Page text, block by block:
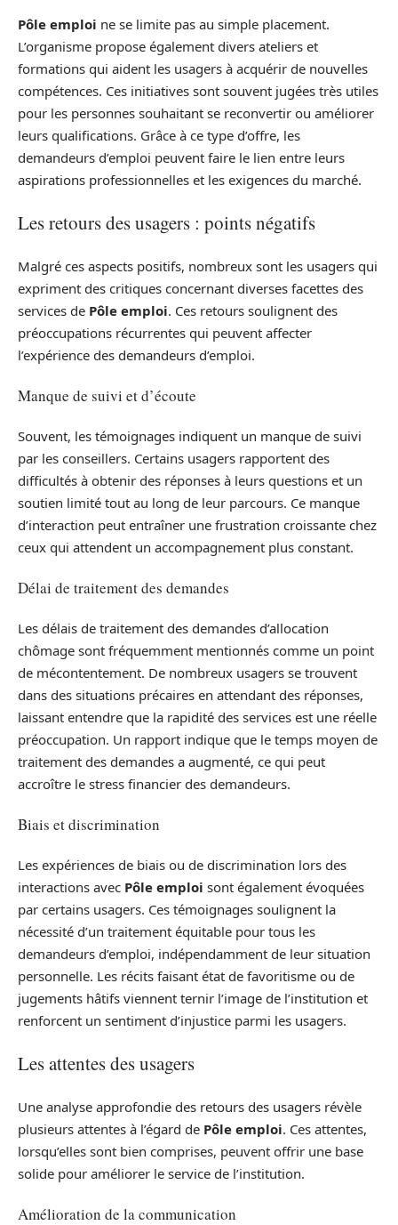
Pôle emploi ne se limite pas au simple placement.
L’organisme propose également divers ateliers et
formations qui aident les usagers à acquérir de nouvelles
compétences. Ces initiatives sont souvent jugées très utiles
pour les personnes souhaitant se reconvertir ou améliorer
leurs qualifications. Grâce à ce type d’offre, les
demandeurs d’emploi peuvent faire le lien entre leurs
aspirations professionnelles et les exigences du marché.
Les retours des usagers : points négatifs
Malgré ces aspects positifs, nombreux sont les usagers qui
expriment des critiques concernant diverses facettes des
services de Pôle emploi. Ces retours soulignent des
préoccupations récurrentes qui peuvent affecter
l’expérience des demandeurs d’emploi.
Manque de suivi et d’écoute
Souvent, les témoignages indiquent un manque de suivi
par les conseillers. Certains usagers rapportent des
difficultés à obtenir des réponses à leurs questions et un
soutien limité tout au long de leur parcours. Ce manque
d’interaction peut entraîner une frustration croissante chez
ceux qui attendent un accompagnement plus constant.
Délai de traitement des demandes
Les délais de traitement des demandes d’allocation
chômage sont fréquemment mentionnés comme un point
de mécontentement. De nombreux usagers se trouvent
dans des situations précaires en attendant des réponses,
laissant entendre que la rapidité des services est une réelle
préoccupation. Un rapport indique que le temps moyen de
traitement des demandes a augmenté, ce qui peut
accroître le stress financier des demandeurs.
Biais et discrimination
Les expériences de biais ou de discrimination lors des
interactions avec Pôle emploi sont également évoquées
par certains usagers. Ces témoignages soulignent la
nécessité d’un traitement équitable pour tous les
demandeurs d’emploi, indépendamment de leur situation
personnelle. Les récits faisant état de favoritisme ou de
jugements hâtifs viennent ternir l’image de l’institution et
renforcent un sentiment d’injustice parmi les usagers.
Les attentes des usagers
Une analyse approfondie des retours des usagers révèle
plusieurs attentes à l’égard de Pôle emploi. Ces attentes,
lorsqu’elles sont bien comprises, peuvent offrir une base
solide pour améliorer le service de l’institution.
Amélioration de la communication